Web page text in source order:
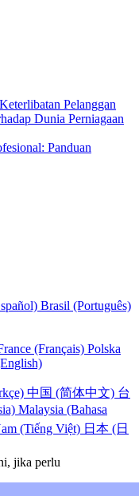
Pelanggan
Dunia Perniagaan
Panduan
Brasil (Português)
(Français) Polska
中国 (简体中文) 台
Malaysia (Bahasa
(Tiếng Việt) 日本 (日
jika perlu